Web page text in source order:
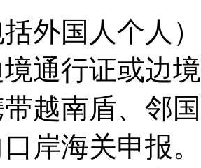
外国人个人
通行证或边
越南盾、邻
岸海关申报